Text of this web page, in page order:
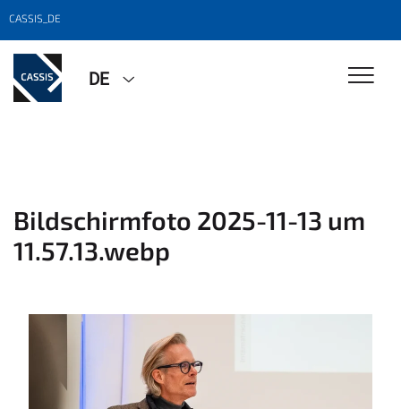
CASSIS_DE
DE
Bildschirmfoto 2025-11-13 um
11.57.13.webp